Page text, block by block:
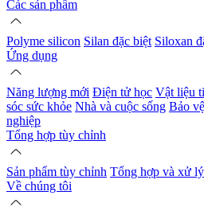
Các sản phẩm
Polyme silicon Silan đặc biệt Siloxan
Ứng dụng
Năng lượng mới Điện tử học Vật liệu
sóc sức khỏe Nhà và cuộc sống Bảo
nghiệp
Tổng hợp tùy chỉnh
Sản phẩm tùy chỉnh Tổng hợp và xử lý
Về chúng tôi